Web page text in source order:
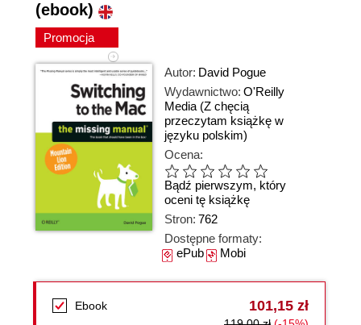
(ebook)
Promocja
Autor: David Pogue
Wydawnictwo: O'Reilly
Media (Z chęcią
przeczytam książkę w
języku polskim)
Ocena:
Bądź pierwszym, który
oceni tę książkę
Stron: 762
Dostępne formaty:
ePubMobi
Ebook 101,15 zł